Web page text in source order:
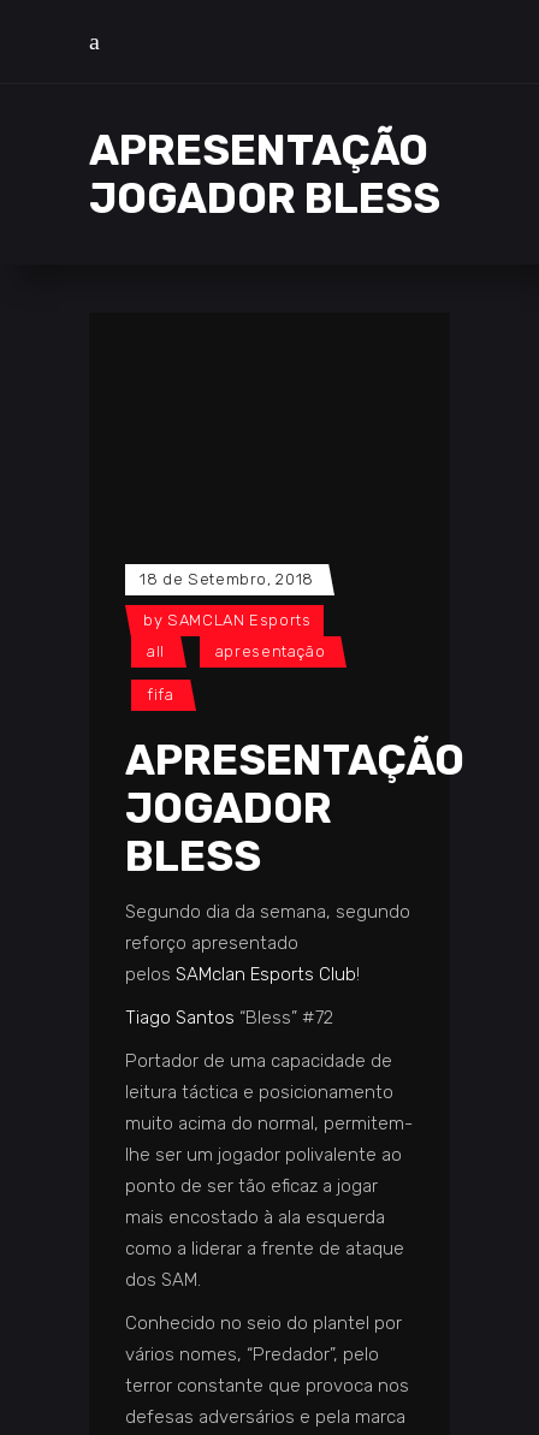
APRESENTAÇÃO
JOGADOR BLESS
18 de Setembro, 2018
by SAMCLAN Esports
all
apresentação
fifa
APRESENTAÇÃO
JOGADOR
BLESS
Segundo dia da semana, segundo
reforço apresentado
pelos SAMclan Esports Club!
Tiago Santos “Bless” #72
Portador de uma capacidade de
leitura táctica e posicionamento
muito acima do normal, permitem-
lhe ser um jogador polivalente ao
ponto de ser tão eficaz a jogar
mais encostado à ala esquerda
como a liderar a frente de ataque
dos SAM.
Conhecido no seio do plantel por
vários nomes, “Predador”, pelo
terror constante que provoca nos
defesas adversários e pela marca